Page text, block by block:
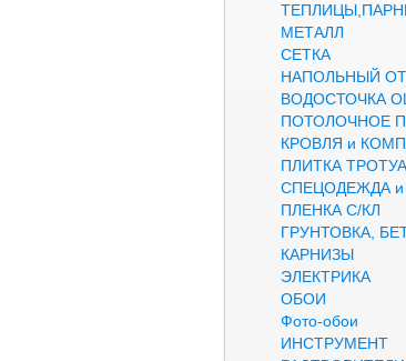
МЕТАЛЛ
СЕТКА
НАПОЛЬНЫЙ
ВОДОСТОЧКА
ПОТОЛОЧНОЕ
КРОВЛЯ и
ПЛИТКА
СПЕЦОДЕЖДА и
ПЛЕНКА С/КЛ
ГРУНТОВКА,
КАРНИЗЫ
ЭЛЕКТРИКА
ОБОИ
Фото-обои
ИНСТРУМЕНТ